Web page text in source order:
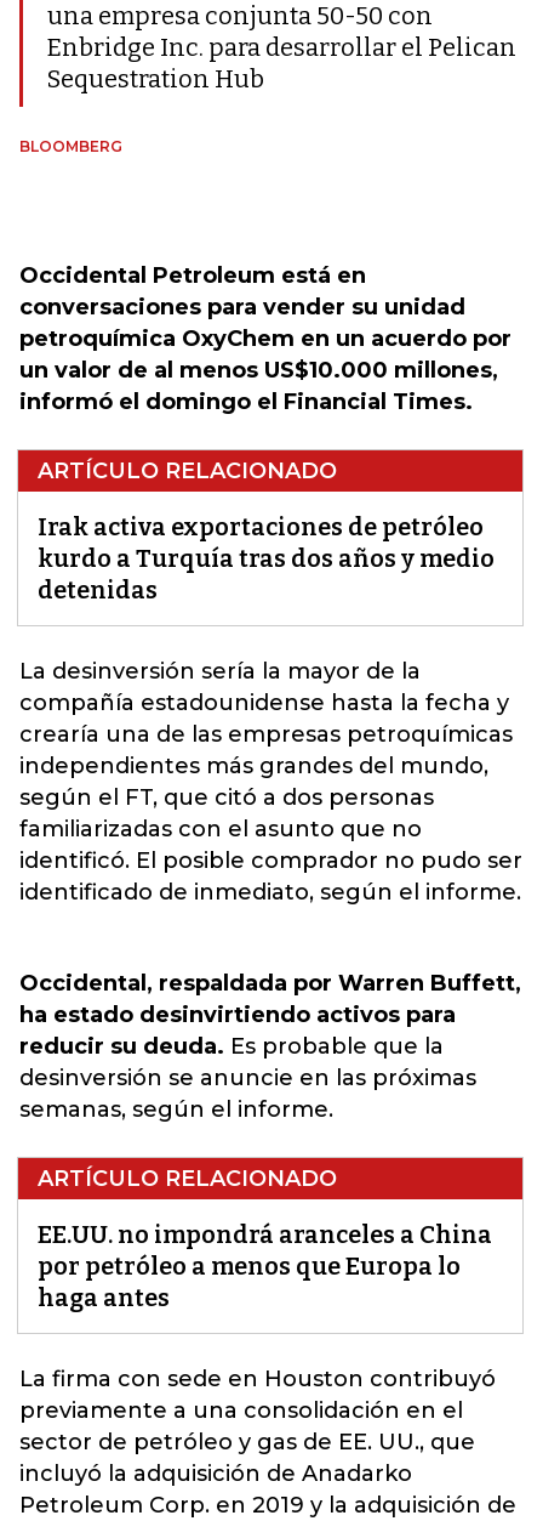
una empresa conjunta 50-50 con
Enbridge Inc. para desarrollar el Pelican
Sequestration Hub
BLOOMBERG
Occidental Petroleum está en
conversaciones para vender su unidad
petroquímica OxyChem en un acuerdo por
un valor de al menos US$10.000 millones,
informó el domingo el Financial Times.
ARTÍCULO RELACIONADO
Irak activa exportaciones de petróleo
kurdo a Turquía tras dos años y medio
detenidas
La desinversión sería la mayor de la
compañía estadounidense hasta la fecha y
crearía una de las empresas petroquímicas
independientes más grandes del mundo,
según el FT, que citó a dos personas
familiarizadas con el asunto que no
identificó. El posible comprador no pudo ser
identificado de inmediato, según el informe.
Occidental, respaldada por Warren Buffett,
ha estado desinvirtiendo activos para
reducir su deuda. Es probable que la
desinversión se anuncie en las próximas
semanas, según el informe.
ARTÍCULO RELACIONADO
EE.UU. no impondrá aranceles a China
por petróleo a menos que Europa lo
haga antes
La firma con sede en Houston contribuyó
previamente a una consolidación en el
sector de petróleo y gas de EE. UU., que
incluyó la adquisición de Anadarko
Petroleum Corp. en 2019 y la adquisición de